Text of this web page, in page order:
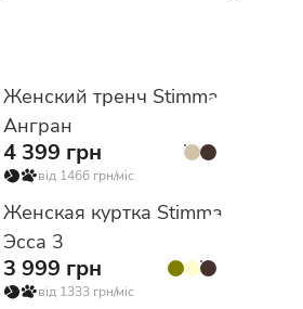
Женский тренч Stimma
Ангран
4 399 грн
від 1466 грн/міс
Женская куртка Stimma
Эсса 3
3 999 грн
від 1333 грн/міс